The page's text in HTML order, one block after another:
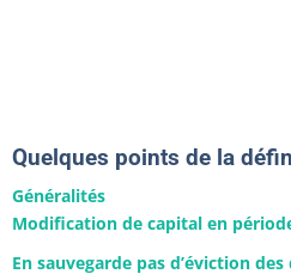
Quelques points de la
Généralités
Modification de capital en
En sauvegarde pas d’éviction